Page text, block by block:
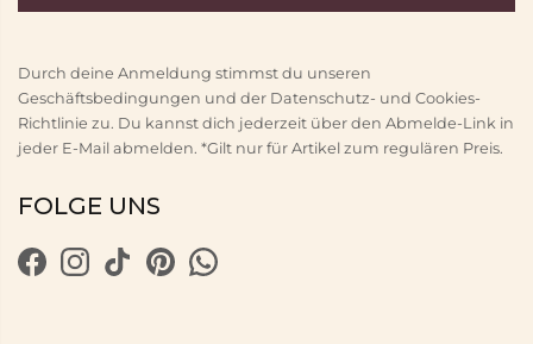
Durch deine Anmeldung stimmst du unseren
Geschäftsbedingungen und der Datenschutz- und Cookies-
Richtlinie zu. Du kannst dich jederzeit über den Abmelde-Link in
jeder E-Mail abmelden. *Gilt nur für Artikel zum regulären Preis.
FOLGE UNS